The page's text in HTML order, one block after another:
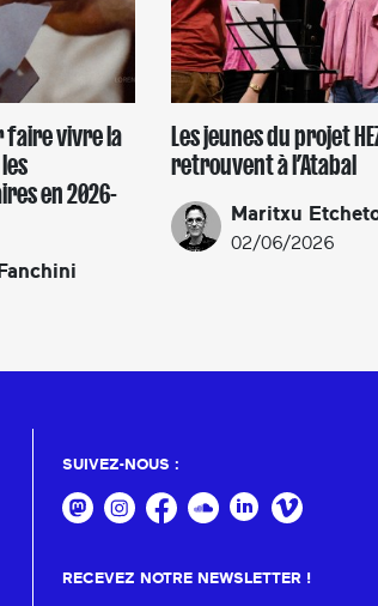
faire vivre la
en 2026-
Les jeunes du projet
retrouvent à l’Atabal
Maritxu
02/06/2026
SUIVEZ-NOUS :
RECEVEZ NOTRE NEWSLETTER !